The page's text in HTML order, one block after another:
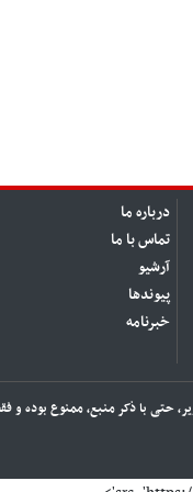
درباره ما
تماس با ما
آرشیو
پیوندها
خبرنامه
حتی با ذکر منبع، ممنوع بوده و